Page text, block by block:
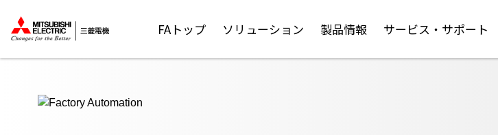
FAトップ ソリューション 製品情報 サービス・サポート